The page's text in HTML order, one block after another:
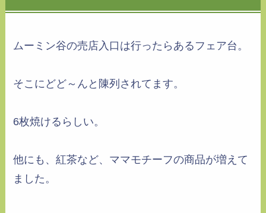
ムーミン谷の売店入口は行ったらあるフェア台。
そこにどど～んと陳列されてます。
6枚焼けるらしい。
他にも、紅茶など、ママモチーフの商品が増えて
ました。